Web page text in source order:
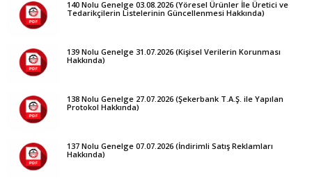
140 Nolu Genelge 03.08.2026 (Yöresel Ürünler İle Üretici ve
Tedarikçilerin Listelerinin Güncellenmesi Hakkında)
139 Nolu Genelge 31.07.2026 (Kişisel Verilerin Korunması
Hakkında)
138 Nolu Genelge 27.07.2026 (Şekerbank T.A.Ş. ile Yapılan
Protokol Hakkında)
137 Nolu Genelge 07.07.2026 (İndirimli Satış Reklamları
Hakkında)